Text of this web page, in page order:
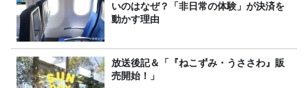
いのはなぜ？「非日常の体験」が決済を
動かす理由
放送後記＆「『ねこずみ・うささわ』販
売開始！」